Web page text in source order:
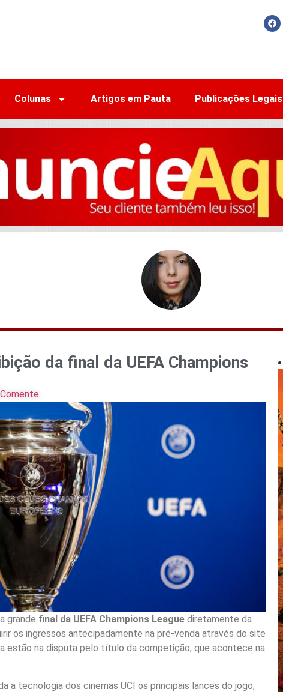
Colunas Artigos em Pauta Publicações Legais
da final da UEFA Champions
Comente
a grande final da UEFA Champions League diretamente da
os ingressos antecipadamente na pré-venda através do site
estão na disputa pelo título da competição, que acontece na
a tecnologia dos cinemas UCI os principais lances do jogo,